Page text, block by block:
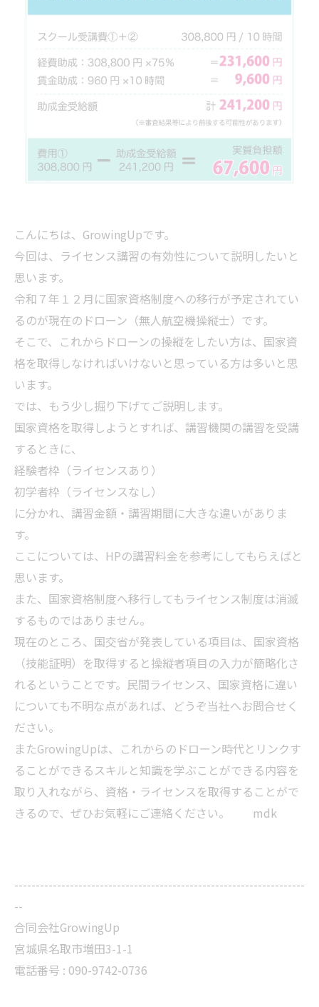
こんにちは、GrowingUpです。
今回は、ライセンス講習の有効性について説明したいと
思います。
令和７年１２月に国家資格制度への移行が予定されてい
るのが現在のドローン（無人航空機操縦士）です。
そこで、これからドローンの操縦をしたい方は、国家資
格を取得しなければいけないと思っている方は多いと思
います。
では、もう少し掘り下げてご説明します。
国家資格を取得しようとすれば、講習機関の講習を受講
するときに、
経験者枠（ライセンスあり）
初学者枠（ライセンスなし）
に分かれ、講習金額・講習期間に大きな違いがありま
す。
ここについては、HPの講習料金を参考にしてもらえばと
思います。
また、国家資格制度へ移行してもライセンス制度は消滅
するものではありません。
現在のところ、国交省が発表している項目は、国家資格
（技能証明）を取得すると操縦者項目の入力が簡略化さ
れるということです。民間ライセンス、国家資格に違い
についても不明な点があれば、どうぞ当社へお問合せく
ださい。
またGrowingUpは、これからのドローン時代とリンクす
ることができるスキルと知識を学ぶことができる内容を
取り入れながら、資格・ライセンスを取得することがで
きるので、ぜひお気軽にご連絡ください。 mdk
--------------------------------------------------------------------
--
合同会社GrowingUp
宮城県名取市増田3-1-1
電話番号 : 090-9742-0736